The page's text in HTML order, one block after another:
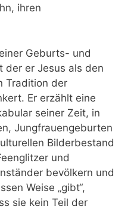
ihren
Geburts- und
der er Jesus als den
Tradition der
Er erzählt eine
seiner Zeit, in
Jungfrauengeburten
Bilderbestand
und
bevölkern und
Weise „gibt“,
sie kein Teil der